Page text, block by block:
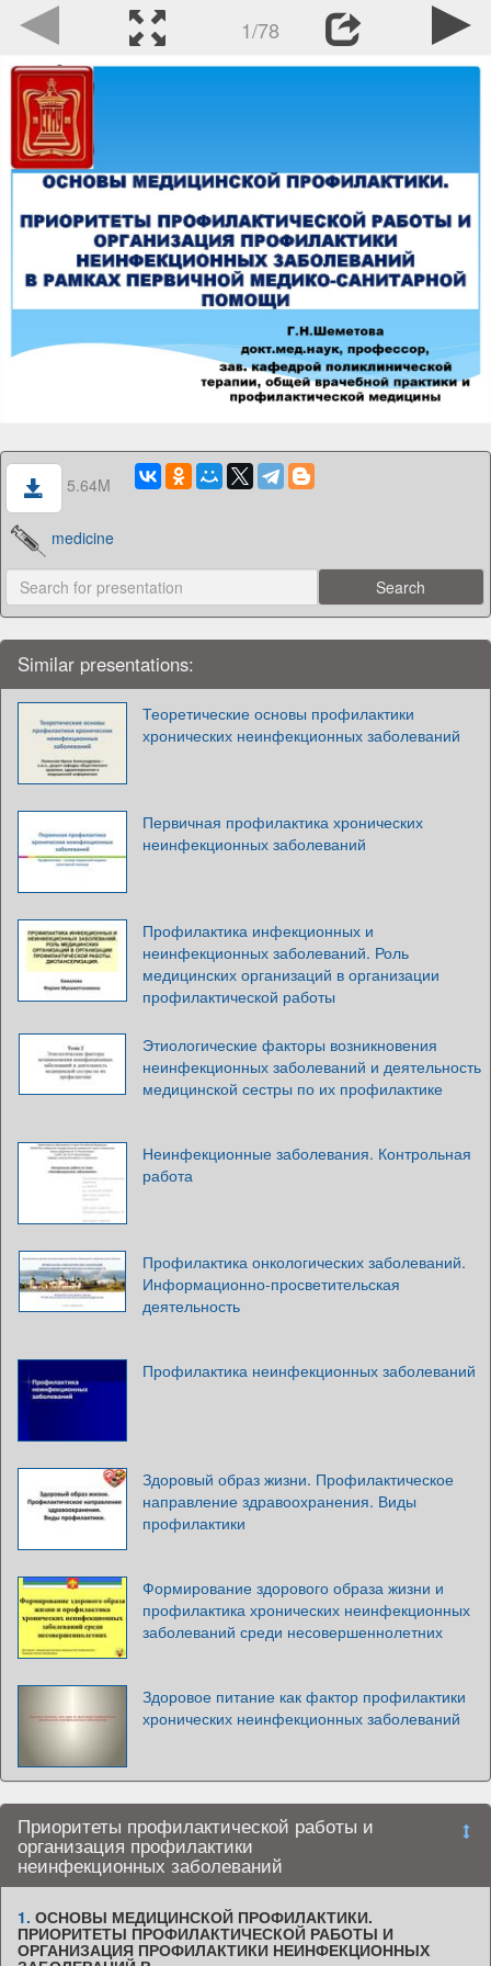
1/78
5.64M
medicine
Similar presentations:
Теоретические основы профилактики
хронических неинфекционных заболеваний
Первичная профилактика хронических
неинфекционных заболеваний
Профилактика инфекционных и
неинфекционных заболеваний. Роль
медицинских организаций в организации
профилактической работы
Этиологические факторы возникновения
неинфекционных заболеваний и деятельность
медицинской сестры по их профилактике
Неинфекционные заболевания. Контрольная
работа
Профилактика онкологических заболеваний.
Информационно-просветительская
деятельность
Профилактика неинфекционных заболеваний
Здоровый образ жизни. Профилактическое
направление здравоохранения. Виды
профилактики
Формирование здорового образа жизни и
профилактика хронических неинфекционных
заболеваний среди несовершеннолетних
Здоровое питание как фактор профилактики
хронических неинфекционных заболеваний
Приоритеты профилактической работы и
организация профилактики
неинфекционных заболеваний
1. ОСНОВЫ МЕДИЦИНСКОЙ ПРОФИЛАКТИКИ.
ПРИОРИТЕТЫ ПРОФИЛАКТИЧЕСКОЙ РАБОТЫ И
ОРГАНИЗАЦИЯ ПРОФИЛАКТИКИ НЕИНФЕКЦИОННЫХ